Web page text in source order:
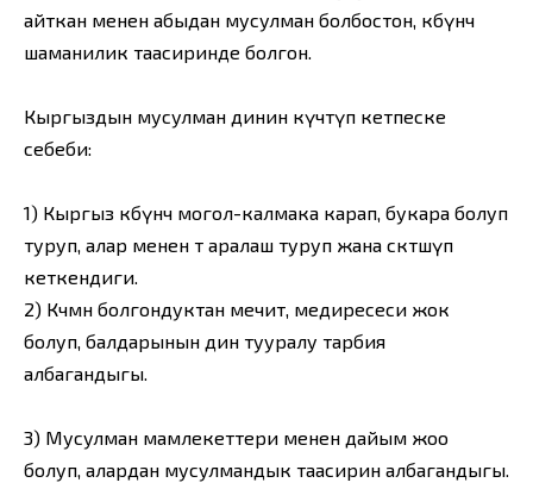
айткан менен абыдан мусулман болбостон, көбүнчө
шаманилик таасиринде болгон.
Кыргыздын мусулман динин күчөтүп кетпеске
себеби:
1) Кыргыз көбүнчө могол-калмака карап, букара болуп
туруп, алар менен өтө аралаш туруп жана сөөктөшүп
кеткендиги.
2) Көчмөн болгондуктан мечит, медиресеси жок
болуп, балдарынын дин тууралу тарбия
албагандыгы.
3) Мусулман мамлекеттери менен дайым жоо
болуп, алардан мусулмандык таасирин албагандыгы.